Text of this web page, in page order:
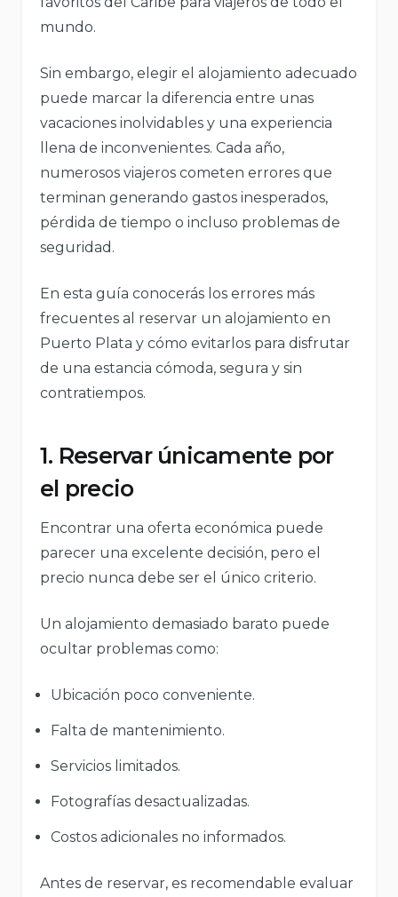
mundo.
Sin embargo, elegir el alojamiento adecuado
puede marcar la diferencia entre unas
vacaciones inolvidables y una experiencia
llena de inconvenientes. Cada año,
numerosos viajeros cometen errores que
terminan generando gastos inesperados,
pérdida de tiempo o incluso problemas de
seguridad.
En esta guía conocerás los errores más
frecuentes al reservar un alojamiento en
Puerto Plata y cómo evitarlos para disfrutar
de una estancia cómoda, segura y sin
contratiempos.
1. Reservar únicamente por
el precio
Encontrar una oferta económica puede
parecer una excelente decisión, pero el
precio nunca debe ser el único criterio.
Un alojamiento demasiado barato puede
ocultar problemas como:
Ubicación poco conveniente.
Falta de mantenimiento.
Servicios limitados.
Fotografías desactualizadas.
Costos adicionales no informados.
Antes de reservar, es recomendable evaluar